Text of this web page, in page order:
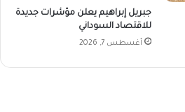
جبريل إبراهيم يعلن مؤشرات جديدة
للاقتصاد السوداني
أغسطس 7, 2026